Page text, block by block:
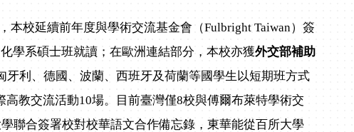
校延續前年度與學術交流基金會（Fulbright Taiwan）簽
學系碩士班就讀；在歐洲連結部分，本校亦獲外交部補助
牙利、德國、波蘭、西班牙及荷蘭等國學生以短期班方式
教交流活動10場。目前臺灣僅8校與傅爾布萊特學術交
聯合簽署校對校華語文合作備忘錄，東華能從百所大學